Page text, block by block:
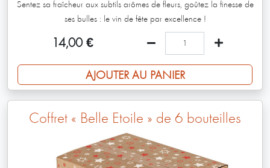
Sentez sa fraîcheur aux subtils arômes de fleurs, goûtez la finesse de
ses bulles : le vin de fête par excellence !
14,00 €
AJOUTER AU PANIER
Coffret « Belle Étoile » de 6 bouteilles